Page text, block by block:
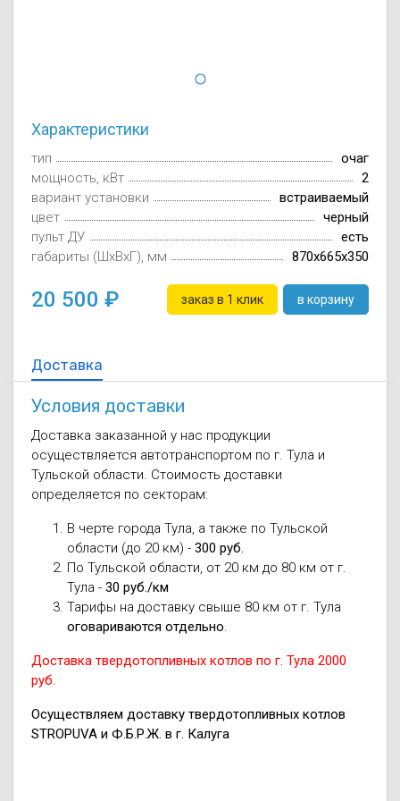
Характеристики
тип
очаг
мощность, кВт
2
вариант установки
встраиваемый
цвет
черный
пульт ДУ
есть
габариты (ШxВxГ), мм
870х665х350
20 500 заказ в 1 клик в корзину
Доставка
Условия доставки
Доставка заказанной у нас продукции
осуществляется автотранспортом по г. Тула и
Тульской области. Стоимость доставки
определяется по секторам:
В черте города Тула, а также по Тульской
области (до 20 км) - 300 руб.
По Тульской области, от 20 км до 80 км от г.
Тула - 30 руб./км
Тарифы на доставку свыше 80 км от г. Тула
оговариваются отдельно.
Доставка твердотопливных котлов по г. Тула 2000
руб.
Осуществляем доставку твердотопливных котлов
STROPUVA и Ф.Б.Р.Ж. в г. Калуга